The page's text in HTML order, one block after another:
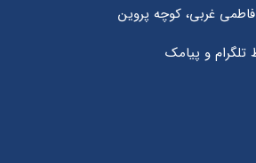
فاطمی غربی، کوچه پروین